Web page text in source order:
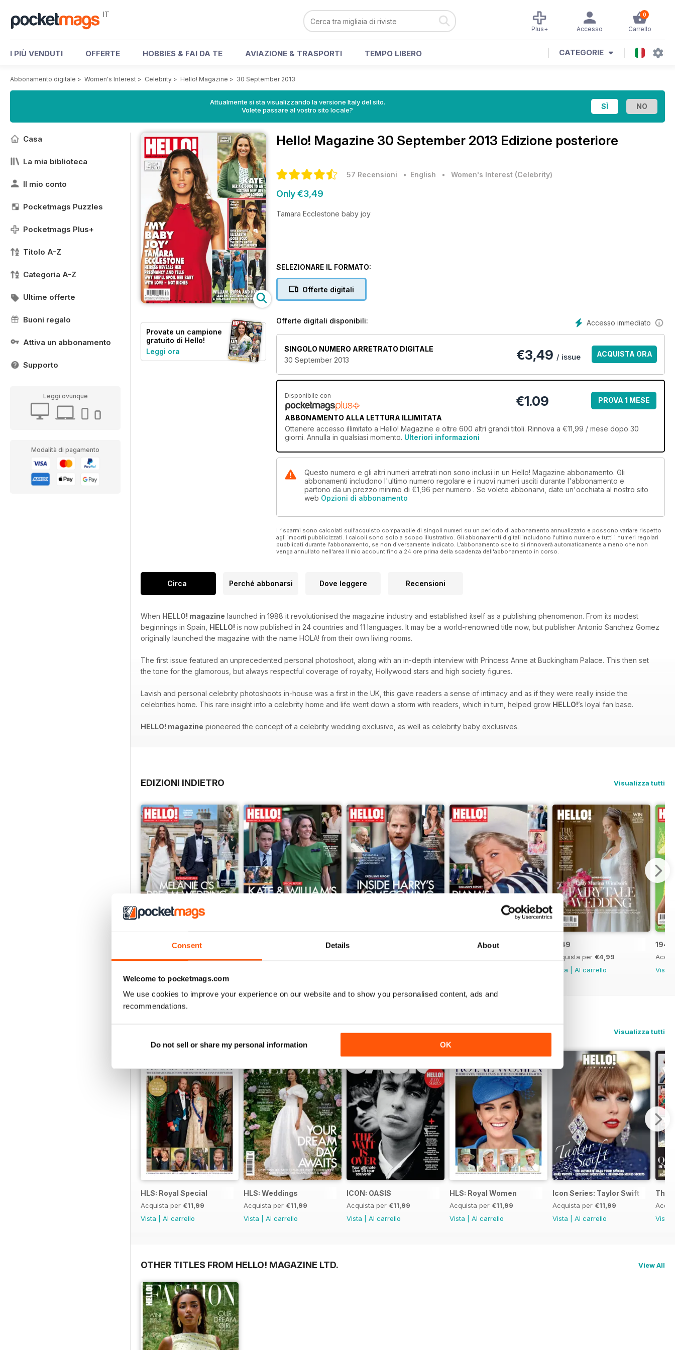
Consent Details About
Welcome to pocketmags.com
We use cookies to improve your experience on our website and to show you personalised content, ads and
recommendations.
Do not sell or share my personal information OK
IT 0
Carrello
Accesso
Plus+
I PIÙ VENDUTI OFFERTE HOBBIES & FAI DA TE AVIAZIONE & TRASPORTI TEMPO LIBERO CATEGORIE
Abbonamento digitale > Women's Interest > Celebrity > Hello! Magazine > 30 September 2013
Attualmente si sta visualizzando la versione Italy del sito.
Volete passare al vostro sito locale?
Casa
La mia biblioteca
Il mio conto
Pocketmags Puzzles
Pocketmags Plus+
Titolo A-Z
Categoria A-Z
Ultime offerte
Buoni regalo
Attiva un abbonamento
Supporto
Leggi ovunque
Modalità di pagamento
Provate un campione
gratuito di Hello!
Magazine
Leggi ora
Hello! Magazine 30 September 2013 Edizione posteriore
57 Recensioni • English • Women's Interest (Celebrity)
Only €3,49
Tamara Ecclestone baby joy
SELEZIONARE IL FORMATO:
Offerte digitali
Accesso immediato
Offerte digitali disponibili:
SINGOLO NUMERO ARRETRATO DIGITALE
30 September 2013
€3,49 / issue ACQUISTA ORA
Disponibile con
ABBONAMENTO ALLA LETTURA ILLIMITATA
€1.09 PROVA 1 MESE
Ottenere accesso illimitato a Hello! Magazine e oltre 600 altri grandi titoli. Rinnova a €11,99 / mese dopo 30
giorni. Annulla in qualsiasi momento. Ulteriori informazioni
Questo numero e gli altri numeri arretrati non sono inclusi in un Hello! Magazine abbonamento. Gli
abbonamenti includono l'ultimo numero regolare e i nuovi numeri usciti durante l'abbonamento e
partono da un prezzo minimo di €1,96 per numero . Se volete abbonarvi, date un'occhiata al nostro sito
web Opzioni di abbonamento
I risparmi sono calcolati sull'acquisto comparabile di singoli numeri su un periodo di abbonamento annualizzato e possono variare rispetto
agli importi pubblicizzati. I calcoli sono solo a scopo illustrativo. Gli abbonamenti digitali includono l'ultimo numero e tutti i numeri regolari
pubblicati durante l'abbonamento, se non diversamente indicato. L'abbonamento scelto si rinnoverà automaticamente a meno che non
venga annullato nell'area Il mio account fino a 24 ore prima della scadenza dell'abbonamento in corso.
Circa Perché abbonarsi Dove leggere Recensioni
When HELLO! magazine launched in 1988 it revolutionised the magazine industry and established itself as a publishing phenomenon. From its modest
beginnings in Spain, HELLO! is now published in 24 countries and 11 languages. It may be a world-renowned title now, but publisher Antonio Sanchez Gomez
originally launched the magazine with the name HOLA! from their own living rooms.
The first issue featured an unprecedented personal photoshoot, along with an in-depth interview with Princess Anne at Buckingham Palace. This then set
the tone for the glamorous, but always respectful coverage of royalty, Hollywood stars and high society figures.
Lavish and personal celebrity photoshoots in-house was a first in the UK, this gave readers a sense of intimacy and as if they were really inside the
celebrities home. This rare insight into a celebrity home and life went down a storm with readers, which in turn, helped grow HELLO!’s loyal fan base.
HELLO! magazine pioneered the concept of a celebrity wedding exclusive, as well as celebrity baby exclusives.
EDIZIONI INDIETRO Visualizza tutti
€4,99
Acquista per
1951 1949
Acquista per €4,99
Vista
Al carrello
1948
Vista
Visualizza tutti
HLS: Royal Special
Acquista per €11,99
Vista
Al carrello
HLS: Weddings
Acquista per €11,99
Vista
Al carrello
ICON: OASIS
Acquista per €11,99
Vista
Al carrello
HLS: Royal Women
Acquista per €11,99
Vista
Al carrello
Icon Series: Taylor Swift
Acquista per €11,99
Vista
Al carrello
The
Vista
OTHER TITLES FROM HELLO! MAGAZINE LTD. View All